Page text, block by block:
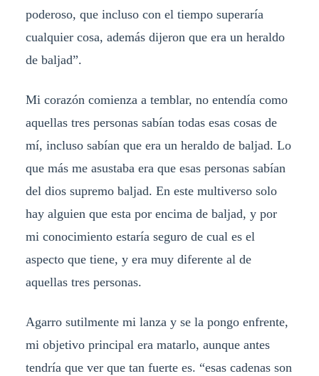
poderoso, que incluso con el tiempo superaría
cualquier cosa, además dijeron que era un heraldo
de baljad”.
Mi corazón comienza a temblar, no entendía como
aquellas tres personas sabían todas esas cosas de
mí, incluso sabían que era un heraldo de baljad. Lo
que más me asustaba era que esas personas sabían
del dios supremo baljad. En este multiverso solo
hay alguien que esta por encima de baljad, y por
mi conocimiento estaría seguro de cual es el
aspecto que tiene, y era muy diferente al de
aquellas tres personas.
Agarro sutilmente mi lanza y se la pongo enfrente,
mi objetivo principal era matarlo, aunque antes
tendría que ver que tan fuerte es. “esas cadenas son